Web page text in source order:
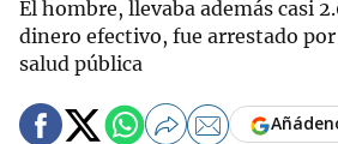
El hombre, llevaba además casi
dinero efectivo, fue arrestado
salud pública